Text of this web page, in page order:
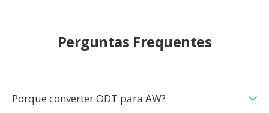
Perguntas Frequentes
Porque converter ODT para AW?